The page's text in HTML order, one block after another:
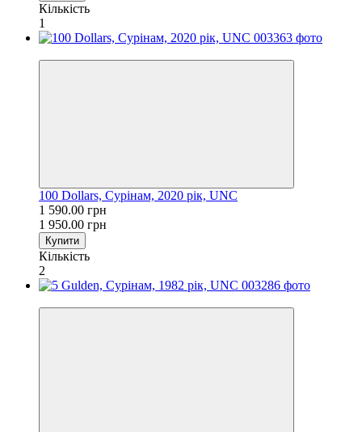
Кількість
1
100 Dollars, Сурінам, 2020 рік, UNC
1 590.00 грн
1 950.00 грн
Купити
Кількість
2